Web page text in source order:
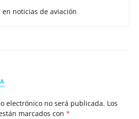
en noticias de aviación
electrónico no será publicada. Los
marcados con *